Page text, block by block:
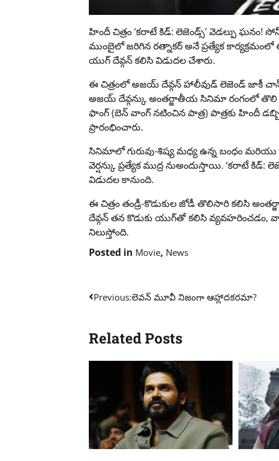
హిందీ చిత్రం ‘కరాటే కిడ్: లెజెండ్స్’ వెడల్పు ఘనం!
ముంబైలో జరిగిన ర‌త్నాకర్‌ అనే ప్రత్యేక
యుగ్ దేవ్గన్ కలిసి విడుదల చేశారు.
ఈ చిత్రంలో అజయ్ దేవ్గన్ హాలీవుడ్ లెజెండ్‌ జాకీ చాన్
అజయ్ దేవ్గన్కు అంతర్జాతీయ సినిమా రంగంలో తొలి
ఫాంగ్ (బెన్ వాంగ్ నటించిన పాత్ర) పాత్రకు హిందీ
ప్రారంభించారు.
సినిమాలో గురువు-శిష్య మధ్య ఉన్న బంధం మరియు
వెర్షన్కు ప్రత్యేక ముద్ర నుఅందుస్తాయి. ‘కరాటే
విడుదల కానుంది.
ఈ చిత్రం తండ్రీ-కొడుకుల జోడీ తొలిసారి కలిసి
దేవ్గన్ తన కొడుకు యుగ్‌తో కలిసి వ్యవహరించడం,
నిలుస్తోంది.
Posted in Movie, News
Post
Previous:లెవన్ మూవీ నిజంగా ఆహ్లాదకరమా?
Related Posts